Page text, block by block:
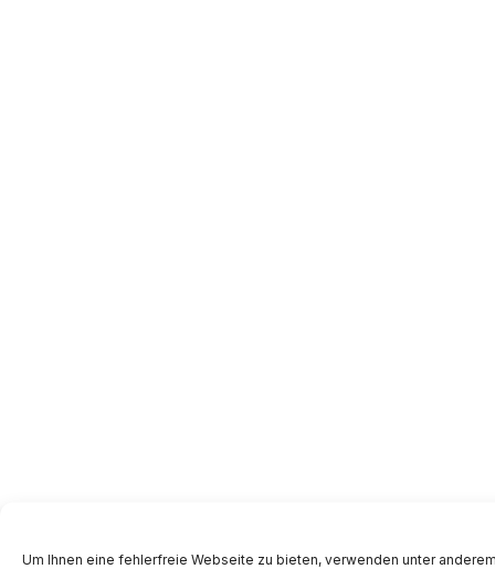
Um Ihnen eine fehlerfreie Webseite zu bieten, verwenden unter